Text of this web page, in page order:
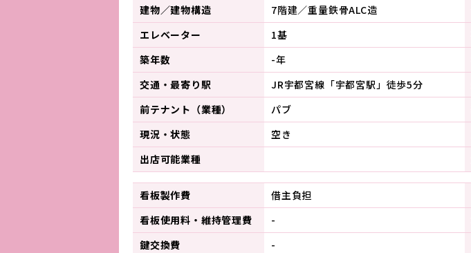
建物／建物構造
7階建／重量鉄骨ALC造
エレベーター
1基
築年数
-年
交通・最寄り駅
JR宇都宮線「宇都宮駅」徒歩5分
前テナント（業種）
パブ
現況・状態
空き
出店可能業種
看板製作費
借主負担
看板使用料・ 維持管理費
-
鍵交換費
-